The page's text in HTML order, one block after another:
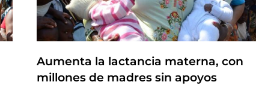
Aumenta la lactancia materna, con
millones de madres sin apoyos